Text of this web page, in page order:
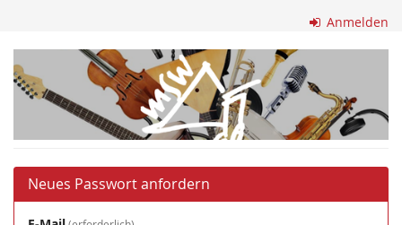
Inhalt
springen
Anmelden
Musikschule
Waghäusel-
Hambrücken
e.V.
Neues Passwort anfordern